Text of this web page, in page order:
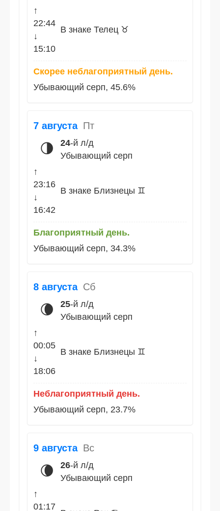
↑
22:44
↓
15:10
В знаке Телец ♉
Скорее неблагоприятный день.
Убывающий серп, 45.6%
7 августа Пт
🌗 24-й л/д
Убывающий серп
↑
23:16
↓
16:42
В знаке Близнецы ♊
Благоприятный день.
Убывающий серп, 34.3%
8 августа Сб
🌘 25-й л/д
Убывающий серп
↑
00:05
↓
18:06
В знаке Близнецы ♊
Неблагоприятный день.
Убывающий серп, 23.7%
9 августа Вс
🌘 26-й л/д
Убывающий серп
↑
01:17